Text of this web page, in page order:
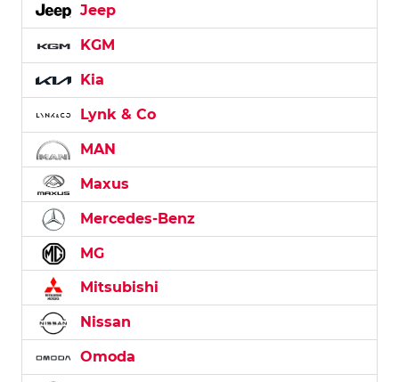
Jeep
KGM
Kia
Lynk & Co
MAN
Maxus
Mercedes-Benz
MG
Mitsubishi
Nissan
Omoda